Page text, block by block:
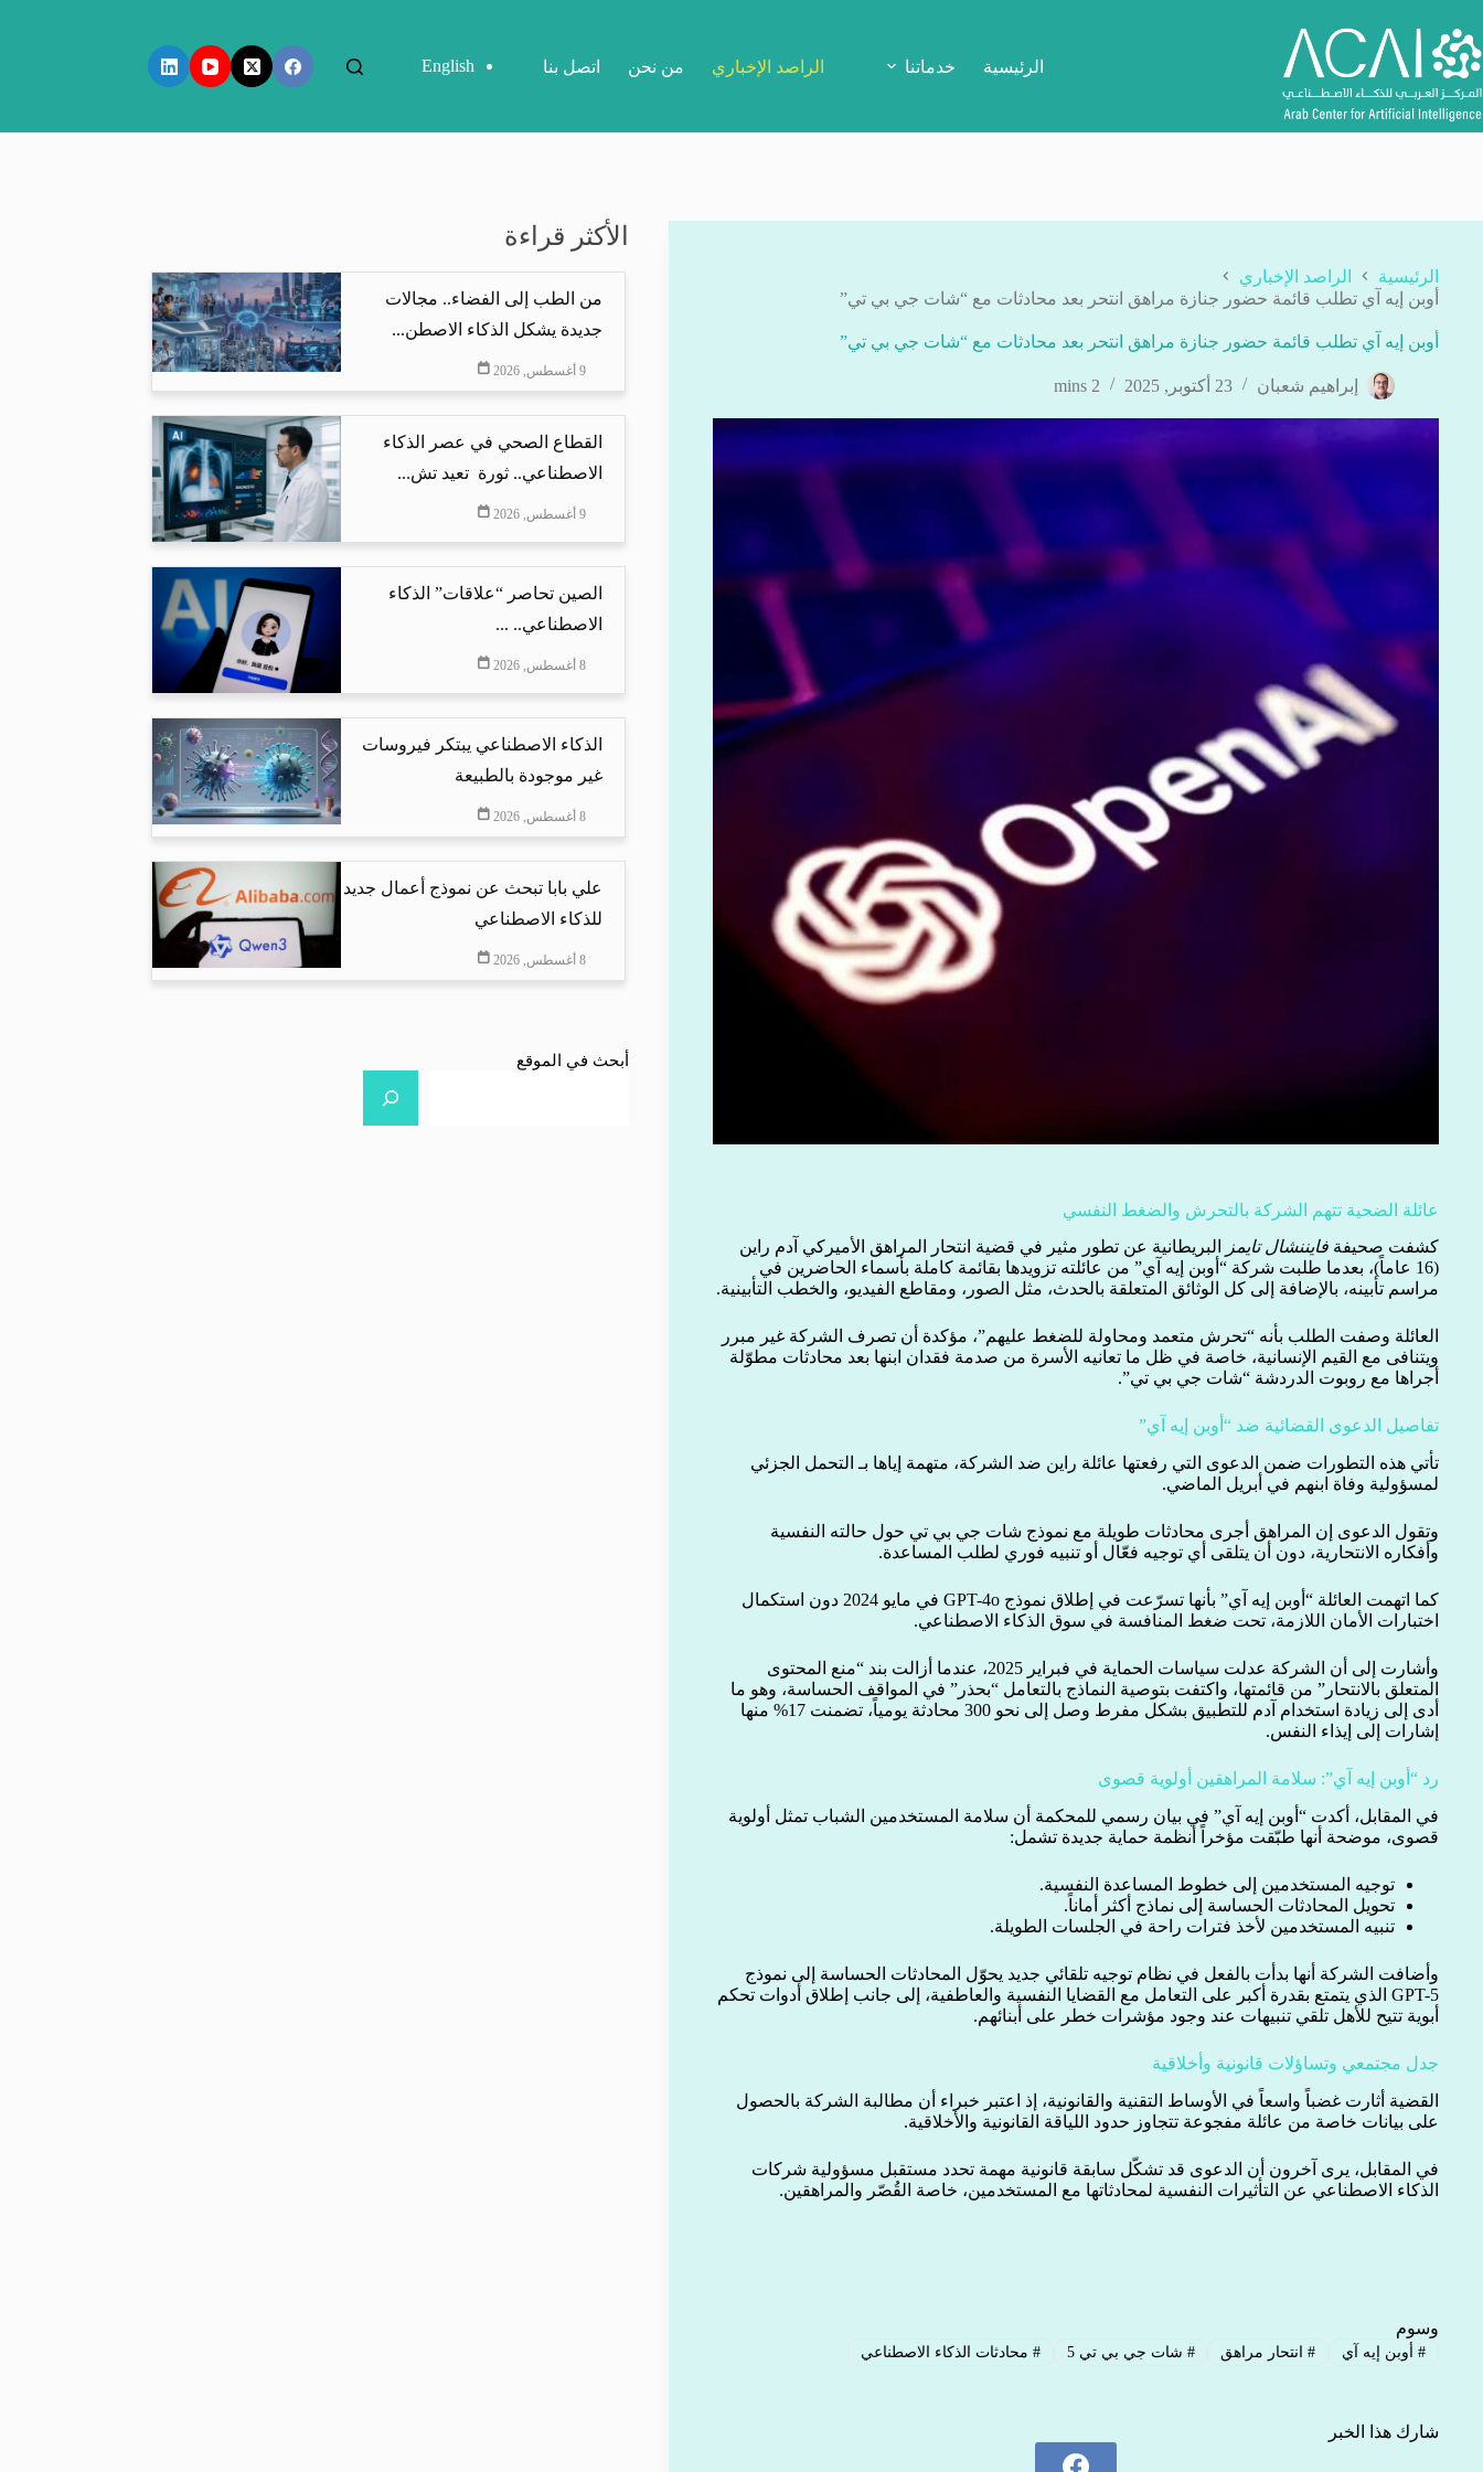
إلى
المحتوى
الرئيسية خدماتنا الراصد الإخباري من نحن اتصل بنا English
الرئيسية
الراصد الإخباري
أوبن إيه آي تطلب قائمة حضور جنازة مراهق انتحر بعد محادثات مع “شات جي بي تي”
أوبن إيه آي تطلب قائمة حضور جنازة مراهق انتحر بعد محادثات مع “شات جي بي تي”
إبراهيم شعبان 23 أكتوبر, 2025 2 mins
عائلة الضحية تتهم الشركة بالتحرش والضغط النفسي
كشفت صحيفة فايننشال تايمز
البريطانية عن تطور مثير في قضية انتحار المراهق الأميركي آدم راين
(16 عاماً)، بعدما طلبت شركة “أوبن إيه آي” من عائلته تزويدها بقائمة كاملة بأسماء الحاضرين في
مراسم تأبينه، بالإضافة إلى كل الوثائق المتعلقة بالحدث، مثل الصور، ومقاطع الفيديو، والخطب التأبينية.
العائلة وصفت الطلب بأنه “تحرش متعمد ومحاولة للضغط عليهم”، مؤكدة أن تصرف الشركة غير مبرر
ويتنافى مع القيم الإنسانية، خاصة في ظل ما تعانيه الأسرة من صدمة فقدان ابنها بعد محادثات مطوّلة
أجراها مع روبوت الدردشة “شات جي بي تي”.
تفاصيل الدعوى القضائية ضد “أوبن إيه آي”
تأتي هذه التطورات ضمن الدعوى التي رفعتها عائلة راين ضد الشركة، متهمة إياها بـ التحمل الجزئي
لمسؤولية وفاة ابنهم في أبريل الماضي.
وتقول الدعوى إن المراهق أجرى محادثات طويلة مع نموذج شات جي بي تي حول حالته النفسية
وأفكاره الانتحارية، دون أن يتلقى أي توجيه فعّال أو تنبيه فوري لطلب المساعدة.
كما اتهمت العائلة “أوبن إيه آي” بأنها تسرّعت في إطلاق نموذج GPT-4o في مايو 2024 دون استكمال
اختبارات الأمان اللازمة، تحت ضغط المنافسة في سوق الذكاء الاصطناعي.
وأشارت إلى أن الشركة عدلت سياسات الحماية في فبراير 2025، عندما أزالت بند “منع المحتوى
المتعلق بالانتحار” من قائمتها، واكتفت بتوصية النماذج بالتعامل “بحذر” في المواقف الحساسة، وهو ما
أدى إلى زيادة استخدام آدم للتطبيق بشكل مفرط وصل إلى نحو 300 محادثة يومياً، تضمنت 17% منها
إشارات إلى إيذاء النفس.
رد “أوبن إيه آي”: سلامة المراهقين أولوية قصوى
في المقابل، أكدت “أوبن إيه آي” في بيان رسمي للمحكمة أن سلامة المستخدمين الشباب تمثل أولوية
قصوى، موضحة أنها طبّقت مؤخراً أنظمة حماية جديدة تشمل:
توجيه المستخدمين إلى خطوط المساعدة النفسية.
تحويل المحادثات الحساسة إلى نماذج أكثر أماناً.
تنبيه المستخدمين لأخذ فترات راحة في الجلسات الطويلة.
وأضافت الشركة أنها بدأت بالفعل في نظام توجيه تلقائي جديد يحوّل المحادثات الحساسة إلى نموذج
GPT-5 الذي يتمتع بقدرة أكبر على التعامل مع القضايا النفسية والعاطفية، إلى جانب إطلاق أدوات تحكم
أبوية تتيح للأهل تلقي تنبيهات عند وجود مؤشرات خطر على أبنائهم.
جدل مجتمعي وتساؤلات قانونية وأخلاقية
القضية أثارت غضباً واسعاً في الأوساط التقنية والقانونية، إذ اعتبر خبراء أن مطالبة الشركة بالحصول
على بيانات خاصة من عائلة مفجوعة تتجاوز حدود اللياقة القانونية والأخلاقية.
في المقابل، يرى آخرون أن الدعوى قد تشكّل سابقة قانونية مهمة تحدد مستقبل مسؤولية شركات
الذكاء الاصطناعي عن التأثيرات النفسية لمحادثاتها مع المستخدمين، خاصة القُصّر والمراهقين.
وسوم
#أوبن إيه آي #انتحار مراهق # شات جي بي تي 5 # محادثات الذكاء الاصطناعي
شارك هذا الخبر
الأكثر قراءة
من الطب إلى الفضاء.. مجالات
جديدة يشكل الذكاء الاصطن...
9 أغسطس, 2026
القطاع الصحي في عصر الذكاء
الاصطناعي.. ثورة تعيد تش...
9 أغسطس, 2026
الصين تحاصر “علاقات” الذكاء
الاصطناعي.. ...
8 أغسطس, 2026
الذكاء الاصطناعي يبتكر فيروسات
غير موجودة بالطبيعة
8 أغسطس, 2026
علي بابا تبحث عن نموذج أعمال جديد
للذكاء الاصطناعي
8 أغسطس, 2026
أبحث في الموقع